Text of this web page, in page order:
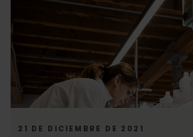
21 DE DICIEMBRE DE 2021